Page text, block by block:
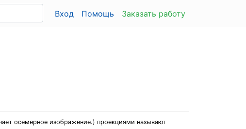
Вход Помощь Заказать работу
осемерное изображение.) проекциями называют